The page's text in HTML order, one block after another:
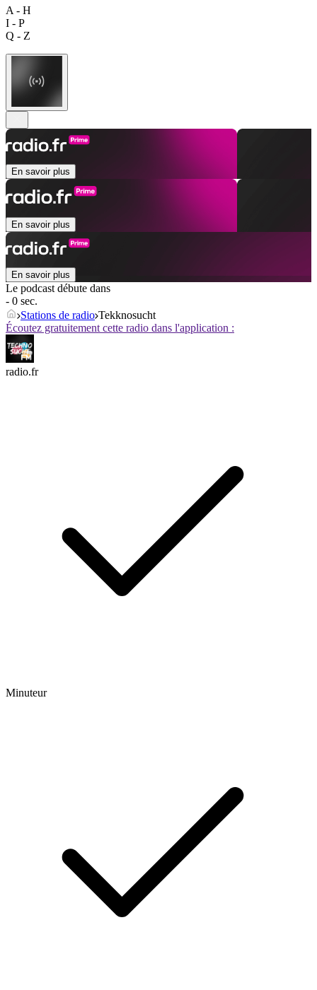
A - H
I - P
Q - Z
En savoir plus
En savoir plus
En savoir plus
Le podcast débute dans
- 0 sec.
Stations de radio Tekknosucht
Écoutez gratuitement cette radio dans l'application :
radio.fr
Minuteur